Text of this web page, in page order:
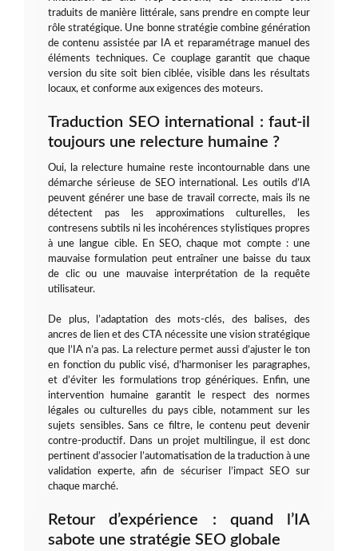
traduits de manière littérale, sans prendre en compte leur
rôle stratégique. Une bonne stratégie combine génération
de contenu assistée par IA et reparamétrage manuel des
éléments techniques. Ce couplage garantit que chaque
version du site soit bien ciblée, visible dans les résultats
locaux, et conforme aux exigences des moteurs.
Traduction SEO international : faut-il
toujours une relecture humaine ?
Oui, la relecture humaine reste incontournable dans une
démarche sérieuse de SEO international. Les outils d’IA
peuvent générer une base de travail correcte, mais ils ne
détectent pas les approximations culturelles, les
contresens subtils ni les incohérences stylistiques propres
à une langue cible. En SEO, chaque mot compte : une
mauvaise formulation peut entraîner une baisse du taux
de clic ou une mauvaise interprétation de la requête
utilisateur.
De plus, l’adaptation des mots-clés, des balises, des
ancres de lien et des CTA nécessite une vision stratégique
que l’IA n’a pas. La relecture permet aussi d’ajuster le ton
en fonction du public visé, d’harmoniser les paragraphes,
et d’éviter les formulations trop génériques. Enfin, une
intervention humaine garantit le respect des normes
légales ou culturelles du pays cible, notamment sur les
sujets sensibles. Sans ce filtre, le contenu peut devenir
contre-productif. Dans un projet multilingue, il est donc
pertinent d’associer l’automatisation de la traduction à une
validation experte, afin de sécuriser l’impact SEO sur
chaque marché.
Retour d’expérience : quand l’IA
sabote une stratégie SEO globale